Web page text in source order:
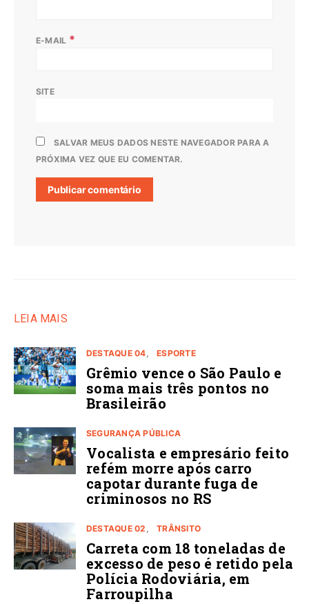
E-MAIL *
SITE
SALVAR MEUS DADOS NESTE NAVEGADOR PARA A
PRÓXIMA VEZ QUE EU COMENTAR.
LEIA MAIS
DESTAQUE 04 ESPORTE
Grêmio vence o São Paulo e
soma mais três pontos no
Brasileirão
SEGURANÇA PÚBLICA
Vocalista e empresário feito
refém morre após carro
capotar durante fuga de
criminosos no RS
DESTAQUE 02 TRÂNSITO
Carreta com 18 toneladas de
excesso de peso é retido pela
Polícia Rodoviária, em
Farroupilha